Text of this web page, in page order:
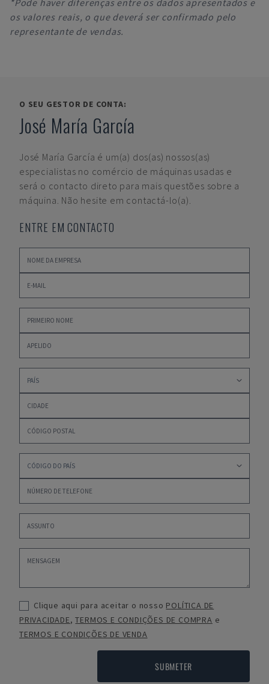
*Pode haver diferenças entre os dados apresentados e
os valores reais, o que deverá ser confirmado pelo
representante de vendas.
O SEU GESTOR DE CONTA:
José María García
José María García é um(a) dos(as) nossos(as)
especialistas no comércio de máquinas usadas e
será o contacto direto para mais questões sobre a
máquina. Não hesite em contactá-lo(a).
ENTRE EM CONTACTO
Clique aqui para aceitar o nosso POLÍTICA DE
PRIVACIDADE,TERMOS E CONDIÇÕES DE COMPRA e
TERMOS E CONDIÇÕES DE VENDA
SUBMETER